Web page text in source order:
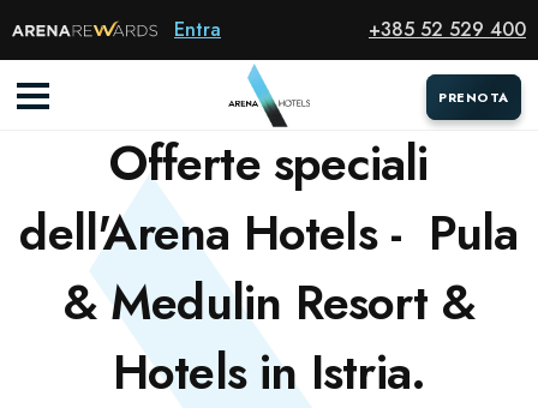
Entra +385 52 529 400
PRENOTA
PRENOTA
OFFERTE SPECIALI
Offerte speciali
dell'Arena Hotels - Pula
& Medulin Resort &
Hotels in Istria.